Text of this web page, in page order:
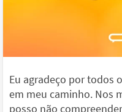
Eu agradeço por todos
em meu caminho. Nos
posso não